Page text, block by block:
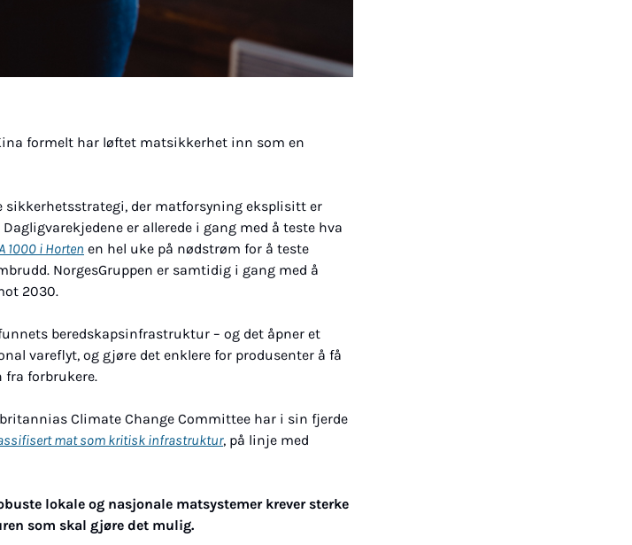
formelt har løftet matsikkerhet inn som en
sikkerhetsstrategi, der matforsyning eksplisitt er
er allerede i gang med å teste hva
1000 i Horten en hel uke på nødstrøm for å teste
NorgesGruppen er samtidig i gang med å
2030.
beredskapsinfrastruktur – og det åpner et
vareflyt, og gjøre det enklere for produsenter å få
fra forbrukere.
Climate Change Committee har i sin fjerde
mat som kritisk infrastruktur, på linje med
lokale og nasjonale matsystemer krever sterke
som skal gjøre det mulig.